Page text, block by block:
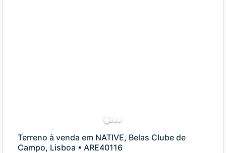
Terreno à venda em NATIVE, Belas Clube de
Campo, Lisboa • ARE40116